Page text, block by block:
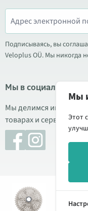
Подписываясь, вы
Veloplus OÜ. Мы никогда
Мы в социальных
Мы делимся
товарах и сервисе.
© 2026 Veloplus OÜ.
Управление cookie
Мы
Этот